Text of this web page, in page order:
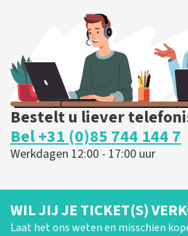
KOOP TICKETS
Bestelt u liever
Bel +31 (0)85 744 144 7
Werkdagen 12:00 - 17:00 uur
WIL JIJ JE TICKET(S)
Laat het ons weten en misschien